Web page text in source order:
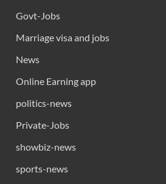
Govt-Jobs
Marriage visa and jobs
News
Online Earning app
politics-news
Private-Jobs
showbiz-news
sports-news